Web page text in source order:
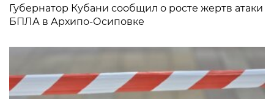
Губернатор Кубани сообщил о росте жертв атаки
БПЛА в Архипо-Осиповке